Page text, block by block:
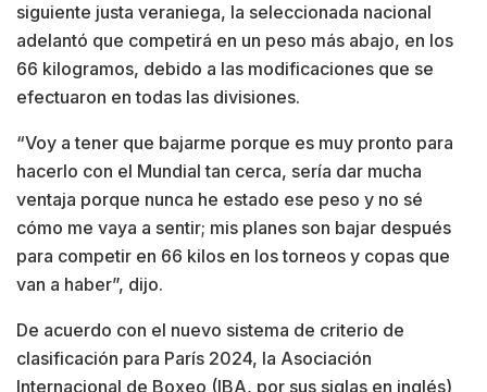
siguiente justa veraniega, la seleccionada nacional
adelantó que competirá en un peso más abajo, en los
66 kilogramos, debido a las modificaciones que se
efectuaron en todas las divisiones.
“Voy a tener que bajarme porque es muy pronto para
hacerlo con el Mundial tan cerca, sería dar mucha
ventaja porque nunca he estado ese peso y no sé
cómo me vaya a sentir; mis planes son bajar después
para competir en 66 kilos en los torneos y copas que
van a haber”, dijo.
De acuerdo con el nuevo sistema de criterio de
clasificación para París 2024, la Asociación
Internacional de Boxeo (IBA, por sus siglas en inglés)